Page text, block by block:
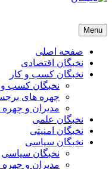
نخبگان تایمز/ کتاب
ورزش ایران – کتاب
Menu
صفحه اصلی
نخبگان اقتصادی
نخبگان کسب و کار
نخبگان کسب و
چهره های
مدیران و چهره
نخبگان علمی
نخبگان امنیتی
نخبگان سیاسی
نخبگان سیاسی
مدیران و